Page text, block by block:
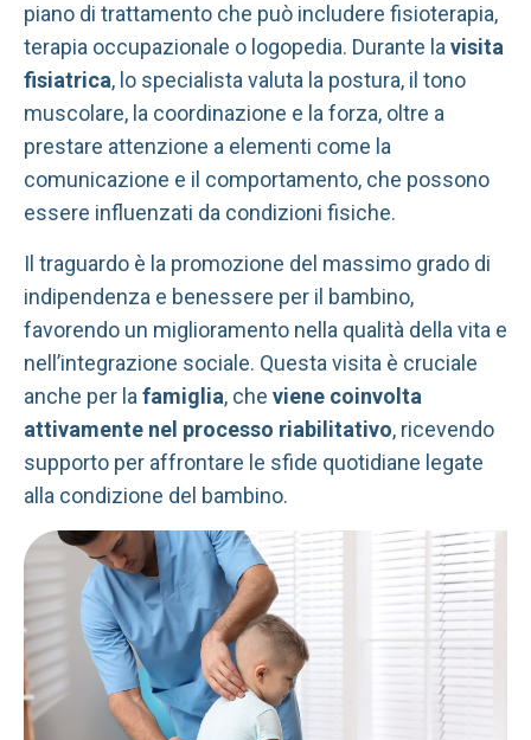
piano di trattamento che può includere fisioterapia,
terapia occupazionale o logopedia. Durante lavisita
fisiatrica, lo specialista valuta la postura, il tono
muscolare, la coordinazione e la forza, oltre a
prestare attenzione a elementi come la
comunicazione e il comportamento, che possono
essere influenzati da condizioni fisiche.
Il traguardo è la promozione del massimo grado di
indipendenza e benessere per il bambino,
favorendo un miglioramento nella qualità della vita e
nell’integrazione sociale. Questa visita è cruciale
anche per la famiglia, che viene coinvolta
attivamente nel processo riabilitativo, ricevendo
supporto per affrontare le sfide quotidiane legate
alla condizione del bambino.